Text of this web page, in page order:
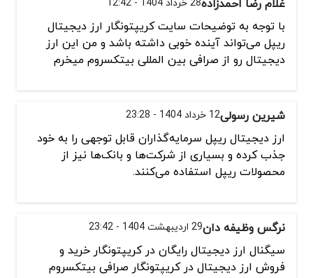
با توجه به توضیحات سایت کریپتونگار ارز دیجیتال
ریپل می‌تواند آینده خوبی داشته باشد و من این ارز
دیجیتال رو از صرافی بین المللی بیتکسروم میخرم
شیرین رسولی12 خرداد 1404 - 23:28
ارز دیجیتال ریپل سرمایه‌گذاران قابل توجهی را به خود
جذب کرده و بسیاری از شرکت‌ها و بانک‌ها نیز از
محصولات ریپل استفاده می‌کنند.
نرگس وظیفه دان29 اردیبهشت 1404 - 23:42
سیگنال ارز دیجیتال رایگان در کریپتونگار خرید و
فروش ارز دیجیتال در کریپتونگار صرافی بیتکسروم